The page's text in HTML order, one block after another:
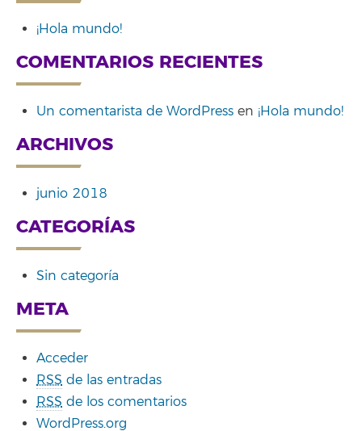
¡Hola mundo!
COMENTARIOS RECIENTES
Un comentarista de WordPress en ¡Hola mundo!
ARCHIVOS
junio 2018
CATEGORÍAS
Sin categoría
META
Acceder
RSS de las entradas
RSS de los comentarios
WordPress.org